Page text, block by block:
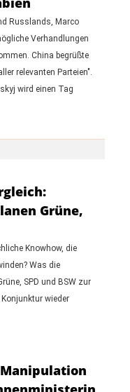
Russlands, Marco
Verhandlungen
China begrüßte
relevanten Parteien".
wird einen Tag
Grüne,
Knowhow, die
Was die
SPD und BSW zur
wieder